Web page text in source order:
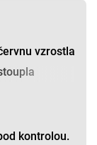
vzrostla
kontrolou.